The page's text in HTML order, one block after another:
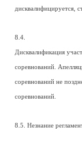
дисквалифицируется,
8.4.
Дисквалификация
соревнований.
соревнований не
соревнований.
8.5. Незнание